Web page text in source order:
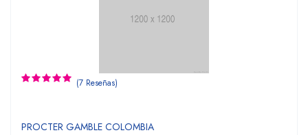
(7 Reseñas)
PROCTER GAMBLE COLOMBIA